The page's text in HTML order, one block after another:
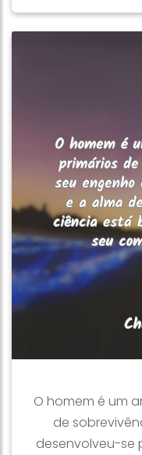
O homem é um
de
desenvolveu-se